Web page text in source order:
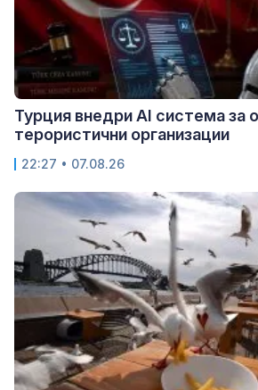
Турция внедри AI система за
терористични организации
22:27 • 07.08.26